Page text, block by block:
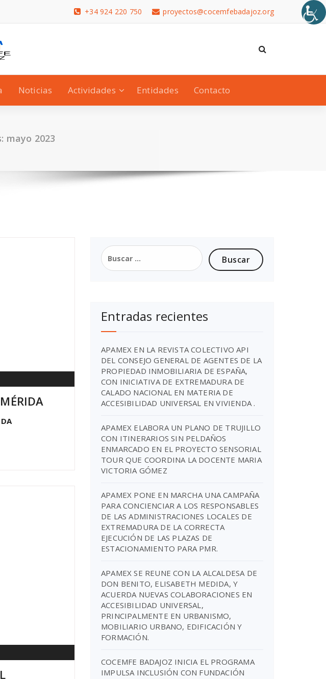
proyectos@cocemfebadajoz.org
+34 924 220 750
Noticias Actividades Entidades Contacto
mayo 2023
Entradas recientes
APAMEX EN LA REVISTA COLECTIVO API
DEL CONSEJO GENERAL DE AGENTES DE LA
PROPIEDAD INMOBILIARIA DE ESPAÑA,
CON INICIATIVA DE EXTREMADURA DE
CALADO NACIONAL EN MATERIA DE
ACCESIBILIDAD UNIVERSAL EN VIVIENDA .
APAMEX ELABORA UN PLANO DE TRUJILLO
CON ITINERARIOS SIN PELDAÑOS
ENMARCADO EN EL PROYECTO SENSORIAL
TOUR QUE COORDINA LA DOCENTE MARIA
VICTORIA GÓMEZ
APAMEX PONE EN MARCHA UNA CAMPAÑA
PARA CONCIENCIAR A LOS RESPONSABLES
DE LAS ADMINISTRACIONES LOCALES DE
EXTREMADURA DE LA CORRECTA
EJECUCIÓN DE LAS PLAZAS DE
ESTACIONAMIENTO PARA PMR.
APAMEX SE REUNE CON LA ALCALDESA DE
DON BENITO, ELISABETH MEDIDA, Y
ACUERDA NUEVAS COLABORACIONES EN
ACCESIBILIDAD UNIVERSAL,
PRINCIPALMENTE EN URBANISMO,
MOBILIARIO URBANO, EDIFICACIÓN Y
FORMACIÓN.
COCEMFE BADAJOZ INICIA EL PROGRAMA
IMPULSA INCLUSIÓN CON FUNDACIÓN